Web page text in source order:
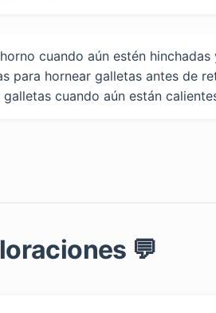
cuando aún estén
para hornear galletas antes de
cuando aún están
💬